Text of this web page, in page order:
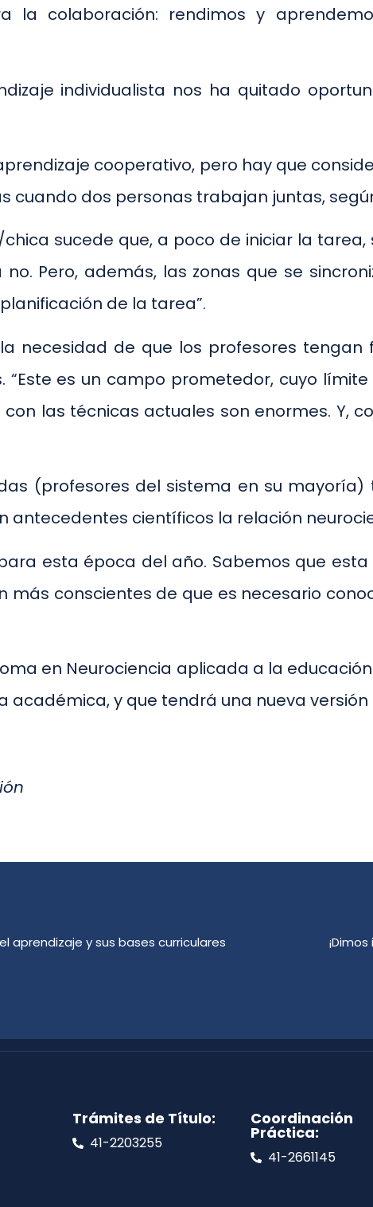
la colaboración: rendimos y
individualista nos ha quitado
cooperativo, pero hay que
cuando dos personas trabajan juntas,
sucede que, a poco de iniciar la
Pero, además, las zonas que se
de la tarea”.
necesidad de que los profesores
es un campo prometedor, cuyo
las técnicas actuales son enormes. Y,
(profesores del sistema en su
antecedentes científicos la relación
esta época del año. Sabemos que
más conscientes de que es necesario
en Neurociencia aplicada a la
académica, y que tendrá una nueva
aprendizaje y sus bases curriculares
Trámites de Título:
41-2203255
Coordinación
Práctica:
41-2661145